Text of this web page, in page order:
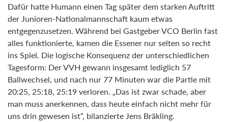
Dafür hatte Humann einen Tag später dem starken Auftritt
der Junioren-Nationalmannschaft kaum etwas
entgegenzusetzen. Während bei Gastgeber VCO Berlin fast
alles funktionierte, kamen die Essener nur selten so recht
ins Spiel. Die logische Konsequenz der unterschiedlichen
Tagesform: Der VVH gewann insgesamt lediglich 57
Ballwechsel, und nach nur 77 Minuten war die Partie mit
20:25, 25:18, 25:19 verloren. „Das ist zwar schade, aber
man muss anerkennen, dass heute einfach nicht mehr für
uns drin gewesen ist“, bilanzierte Jens Bräkling.